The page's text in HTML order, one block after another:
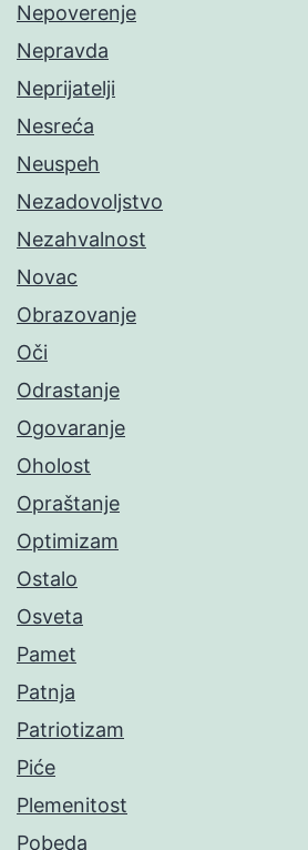
Nepoverenje
Nepravda
Neprijatelji
Nesreća
Neuspeh
Nezadovoljstvo
Nezahvalnost
Novac
Obrazovanje
Oči
Odrastanje
Ogovaranje
Oholost
Opraštanje
Optimizam
Ostalo
Osveta
Pamet
Patnja
Patriotizam
Piće
Plemenitost
Pobeda